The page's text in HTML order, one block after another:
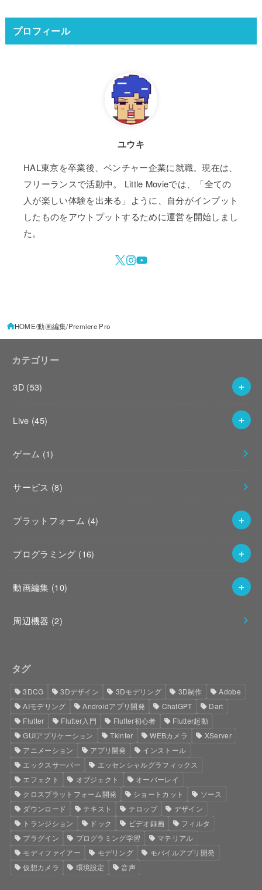
プロフィール
ユウキ
HAL東京を卒業後、ベンチャー企業に就職。現在は、
フリーランスで活動中。 Little Movieでは、「全ての
人が楽しい体験を出来る」ように、自分がインプット
したものをアウトプットするために運営を開始しまし
た。
HOME 動画編集 Premiere Pro
カテゴリー
3D (53)
Live (45)
ゲーム (1)
サービス (8)
プラットフォーム (4)
プログラミング (16)
動画編集 (10)
周辺機器 (2)
タグ
3DCG 3Dデザイン 3Dモデリング 3D制作
Adobe
AIモデリング
Androidアプリ開発 ChatGPT
Dart
Flutter
Flutter入門 Flutter初心者
Flutter起動
GUIアプリケーション
Tkinter WEBカメラ
XServer
アニメーション
アプリ開発
インストール
エックスサーバー
エッセンシャルグラフィックス
エフェクト
オブジェクト
オーバーレイ
クロスプラットフォーム開発
ショートカット
ソース
ダウンロード
テキスト テロップ
デザイン
トランジション
ドック ビデオ録画
フィルタ
プラグイン
プログラミング学習
マテリアル
モディファイアー
モデリング
モバイルアプリ開発
仮想カメラ
環境設定 音声